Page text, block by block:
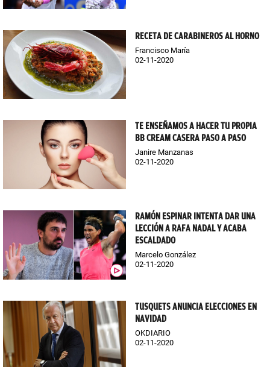
RECETA DE CARABINEROS AL HORNO
Francisco María
02-11-2020
TE ENSEÑAMOS A HACER TU PROPIA
BB CREAM CASERA PASO A PASO
Janire Manzanas
02-11-2020
RAMÓN ESPINAR INTENTA DAR UNA
LECCIÓN A RAFA NADAL Y ACABA
ESCALDADO
Marcelo González
02-11-2020
TUSQUETS ANUNCIA ELECCIONES EN
NAVIDAD
OKDIARIO
02-11-2020